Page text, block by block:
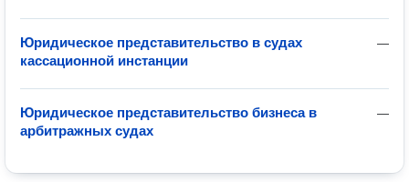
—
Юридическое представительство в судах
кассационной инстанции
—
Юридическое представительство бизнеса в
арбитражных судах